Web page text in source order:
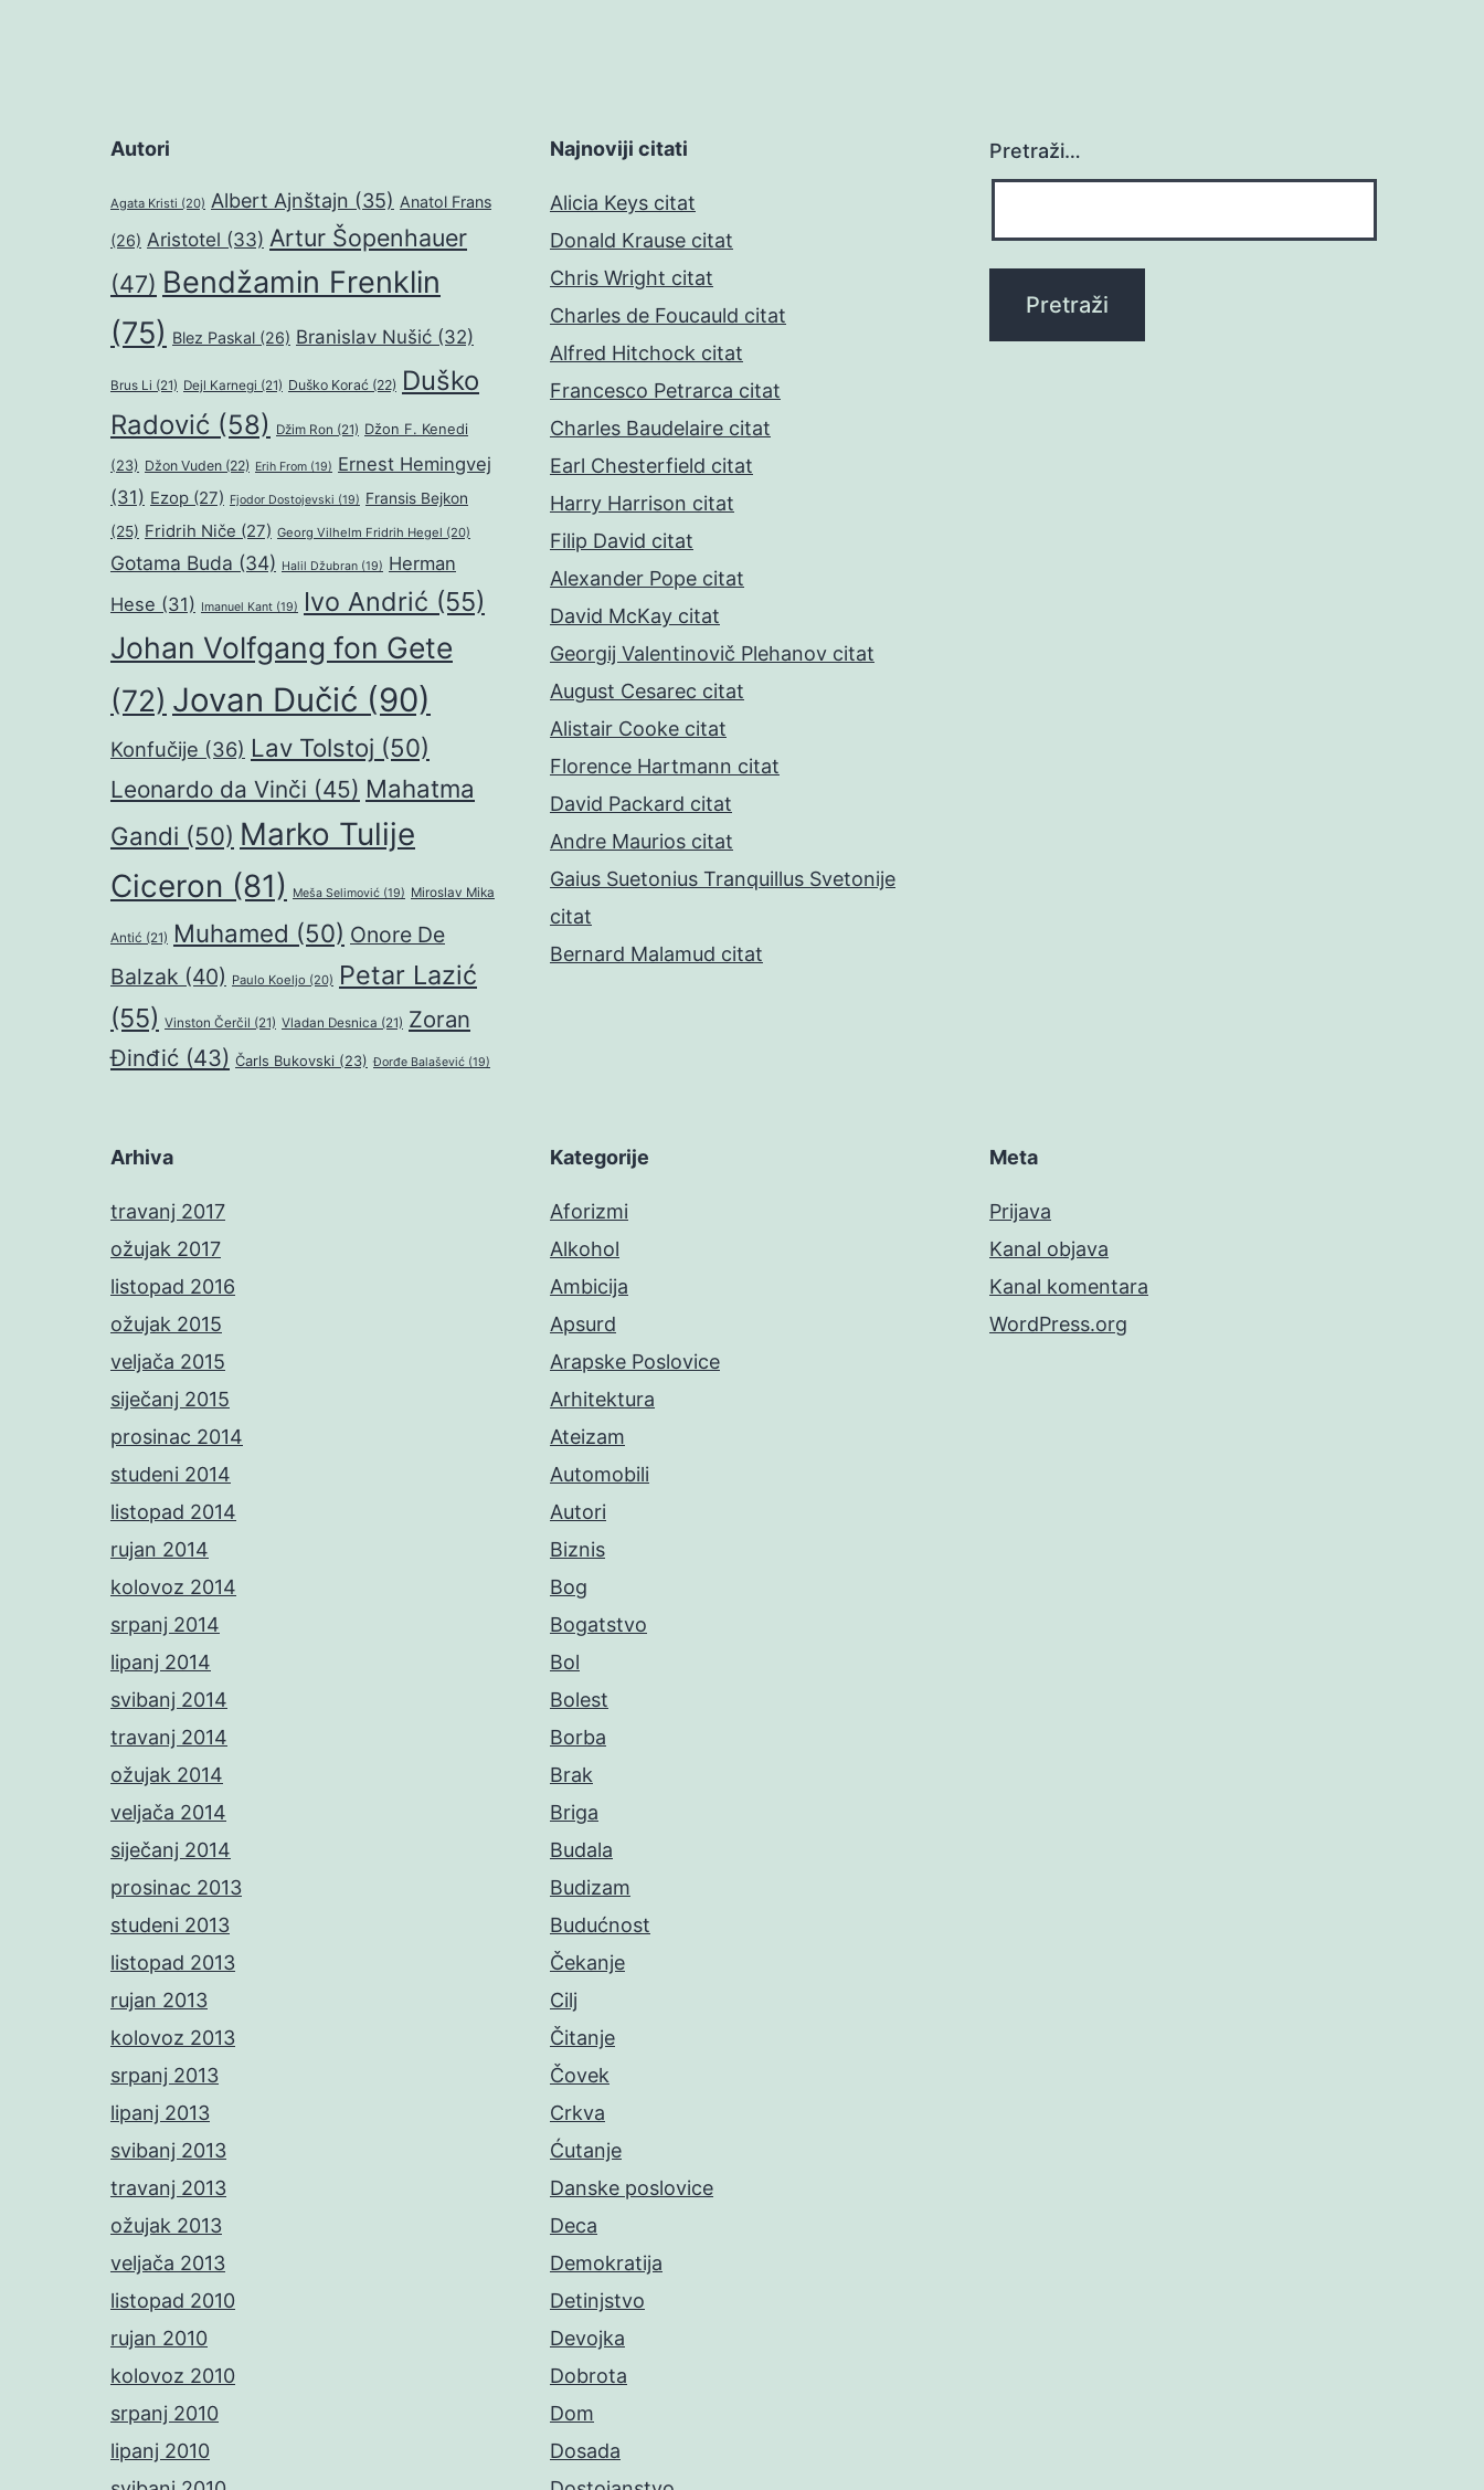
Autori
Agata Kristi (20) Albert Ajnštajn (35) Anatol Frans
(26) Aristotel (33) Artur Šopenhauer
(47) Bendžamin Frenklin
(75) Blez Paskal (26) Branislav Nušić (32)
Brus Li (21) Dejl Karnegi (21) Duško Korać (22) Duško
Radović (58) Džim Ron (21) Džon F. Kenedi
(23) Džon Vuden (22) Erih From (19) Ernest Hemingvej
(31) Ezop (27) Fjodor Dostojevski (19) Fransis Bejkon
(25) Fridrih Niče (27) Georg Vilhelm Fridrih Hegel (20)
Gotama Buda (34) Halil Džubran (19) Herman
Hese (31) Imanuel Kant (19) Ivo Andrić (55)
Johan Volfgang fon Gete
(72) Jovan Dučić (90)
Konfučije (36) Lav Tolstoj (50)
Leonardo da Vinči (45) Mahatma
Gandi (50) Marko Tulije
Ciceron (81) Meša Selimović (19) Miroslav Mika
Antić (21) Muhamed (50) Onore De
Balzak (40) Paulo Koeljo (20) Petar Lazić
(55) Vinston Čerčil (21) Vladan Desnica (21) Zoran
Đinđić (43) Čarls Bukovski (23) Đorđe Balašević (19)
Najnoviji citati
Alicia Keys citat
Donald Krause citat
Chris Wright citat
Charles de Foucauld citat
Alfred Hitchock citat
Francesco Petrarca citat
Charles Baudelaire citat
Earl Chesterfield citat
Harry Harrison citat
Filip David citat
Alexander Pope citat
David McKay citat
Georgij Valentinovič Plehanov citat
August Cesarec citat
Alistair Cooke citat
Florence Hartmann citat
David Packard citat
Andre Maurios citat
Gaius Suetonius Tranquillus Svetonije
citat
Bernard Malamud citat
Pretraži…
Arhiva
travanj 2017
ožujak 2017
listopad 2016
ožujak 2015
veljača 2015
siječanj 2015
prosinac 2014
studeni 2014
listopad 2014
rujan 2014
kolovoz 2014
srpanj 2014
lipanj 2014
svibanj 2014
travanj 2014
ožujak 2014
veljača 2014
siječanj 2014
prosinac 2013
studeni 2013
listopad 2013
rujan 2013
kolovoz 2013
srpanj 2013
lipanj 2013
svibanj 2013
travanj 2013
ožujak 2013
veljača 2013
listopad 2010
rujan 2010
kolovoz 2010
srpanj 2010
lipanj 2010
Kategorije
Aforizmi
Alkohol
Ambicija
Apsurd
Arapske Poslovice
Arhitektura
Ateizam
Automobili
Autori
Biznis
Bog
Bogatstvo
Bol
Bolest
Borba
Brak
Briga
Budala
Budizam
Budućnost
Čekanje
Cilj
Čitanje
Čovek
Crkva
Ćutanje
Danske poslovice
Deca
Demokratija
Detinjstvo
Devojka
Dobrota
Dom
Dosada
Meta
Prijava
Kanal objava
Kanal komentara
WordPress.org